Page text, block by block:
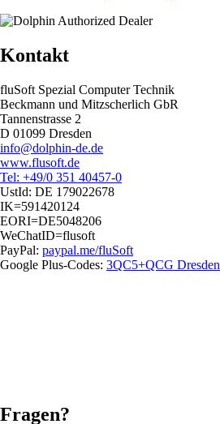
Kontakt
fluSoft Spezial Computer Technik
Beckmann und Mitzscherlich GbR
Tannenstrasse 2
D 01099 Dresden
info@dolphin-de.de
www.flusoft.de
Tel: +49/0 351 40457-0
UstId: DE 179022678
IK=591420124
EORI=DE5048206
WeChatID=flusoft
PayPal: paypal.me/fluSoft
Google Plus-Codes: 3QC5+QCG Dresden
Fragen?